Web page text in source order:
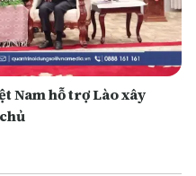
Nam hỗ trợ Lào xây